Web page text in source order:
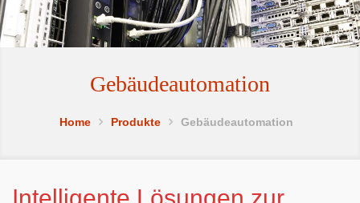
Gebäudeautomation
Home Produkte Gebäudeautomation